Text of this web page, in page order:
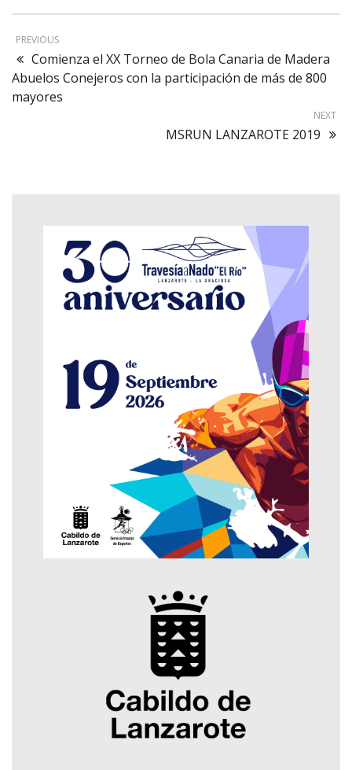
PREVIOUS
Comienza el XX Torneo de Bola Canaria de Madera
Abuelos Conejeros con la participación de más de 800
mayores
NEXT
MSRUN LANZAROTE 2019